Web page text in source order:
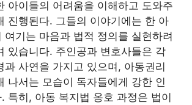
아이들의 어려움을 이해하고 도와주
진행된다. 그들의 이야기에는 한 아
여기는 마음과 법적 정의를 실현하려
있습니다. 주인공과 변호사들은 각
과 사연을 가지고 있으며, 아동권리
나서는 모습이 독자들에게 강한 인
특히, 아동 복지법 옹호 과정은 법이